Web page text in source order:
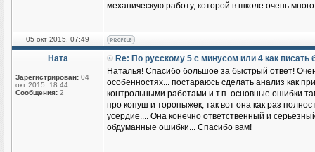
механическую работу, которой в школе очень
05 окт 2015, 07:49
Ната
Зарегистрирован: 04
окт 2015, 18:44
Сообщения: 2
Re: По русскому 5 с минусом или 4 как
Наталья! Спасибо большое за быстрый ответ!
особенностях... постараюсь сделать анализ как
контрольными работами и т.п. основные ошибки
про копуш и торопыжек, так вот она как раз
усердие.... Она конечно ответственный и
обдуманные ошибки... Спасибо вам!